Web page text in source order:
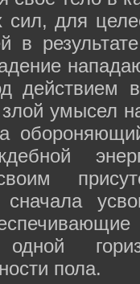
для
в
действием
злой умысел
пола.